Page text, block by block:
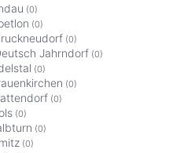
(0)
(0)
(0)
Jahrndorf (0)
(0)
(0)
(0)
(0)
(0)
(0)